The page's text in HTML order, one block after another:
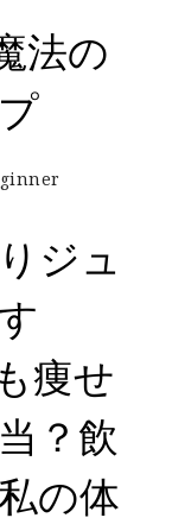
法の
ジュ
痩せ
？飲
の体